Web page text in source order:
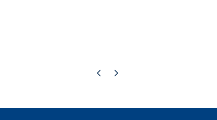
Pagina precedente
Pagina successiva